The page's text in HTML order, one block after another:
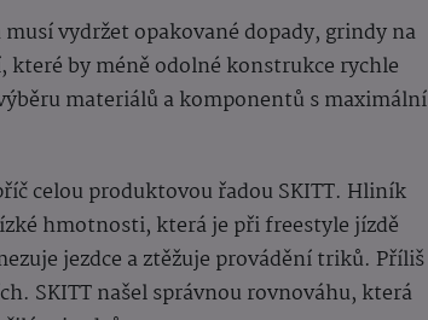
vydržet opakované dopady, grindy na
které by méně odolné konstrukce rychle
materiálů a komponentů s maximální
celou produktovou řadou SKITT. Hliník
hmotnosti, která je při freestyle jízdě
jezdce a ztěžuje provádění triků. Příliš
SKITT našel správnou rovnováhu, která